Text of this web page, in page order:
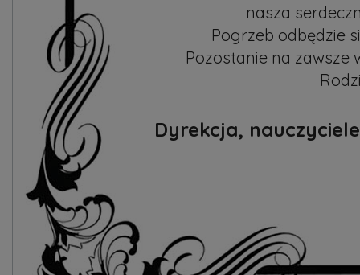
nasza
Pogrzeb odbędzie
Pozostanie na zawsze
Dyrekcja,